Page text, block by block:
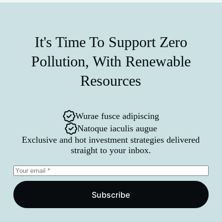
It's Time To Support Zero
Pollution, With Renewable
Resources
Wurae fusce adipiscing
Natoque iaculis augue
Exclusive and hot investment strategies delivered
straight to your inbox.
Subscribe